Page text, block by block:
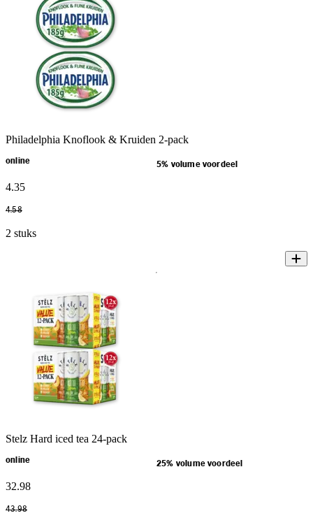
Philadelphia Knoflook & Kruiden 2-pack
online 5% volume voordeel
4.35
4.58
2 stuks
Stelz Hard iced tea 24-pack
online 25% volume voordeel
32.98
43.98